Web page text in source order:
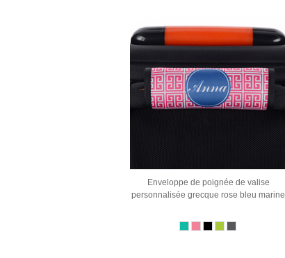
Enveloppe de poignée de valise
personnalisée grecque rose bleu marine